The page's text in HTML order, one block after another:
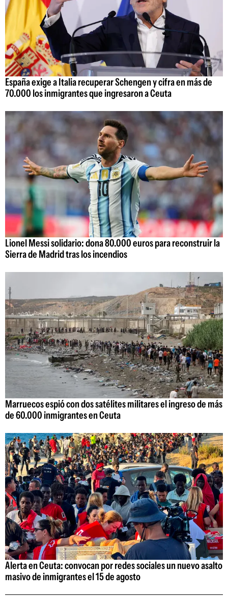
España exige a Italia recuperar Schengen y cifra en más de
70.000 los inmigrantes que ingresaron a Ceuta
Lionel Messi solidario: dona 80.000 euros para reconstruir la
Sierra de Madrid tras los incendios
Marruecos espió con dos satélites militares el ingreso de más
de 60.000 inmigrantes en Ceuta
Alerta en Ceuta: convocan por redes sociales un nuevo asalto
masivo de inmigrantes el 15 de agosto